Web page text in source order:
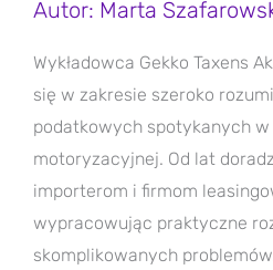
Autor: Marta
Wykładowca Gekko Taxens
się w zakresie szeroko
podatkowych spotykanych w
motoryzacyjnej. Od lat
importerom i firmom
wypracowując praktyczne
skomplikowanych